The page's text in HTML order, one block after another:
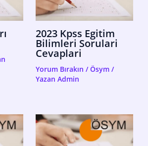
2023 Kpss Egitim
Bilimleri Sorulari
Cevaplari
Yorum Bırakın /Ösym/
Yazan Admin